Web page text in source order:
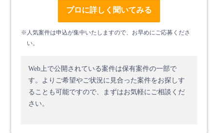
プロに詳しく聞いてみる
※人気案件は申込が集中いたしますので、お早めにご応募くださ
い。
Web上で公開されている案件は保有案件の一部で
す。 よりご希望やご状況に見合った案件をお探しす
ることも可能ですので、まずはお気軽にご相談くだ
さい。